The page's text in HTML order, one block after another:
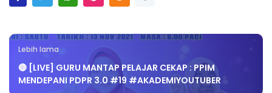
Lebih lama
🔴 [LIVE] GURU MANTAP PELAJAR CEKAP : PPIM
MENDEPANI PDPR 3.0 #19 #AKADEMIYOUTUBER